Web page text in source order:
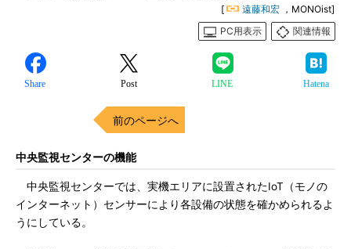
[ 遠藤和宏 ，MONOist]
PC用表示
関連情報
Share Post LINE Hatena
前のページへ
中央監視センターの機能
中央監視センターでは、実機エリアに設置されたIoT（モノの
インターネット）センサーにより各設備の状態を確かめられるよ
うにしている。